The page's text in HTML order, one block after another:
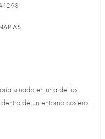
situado en una de las
de un entorno costero